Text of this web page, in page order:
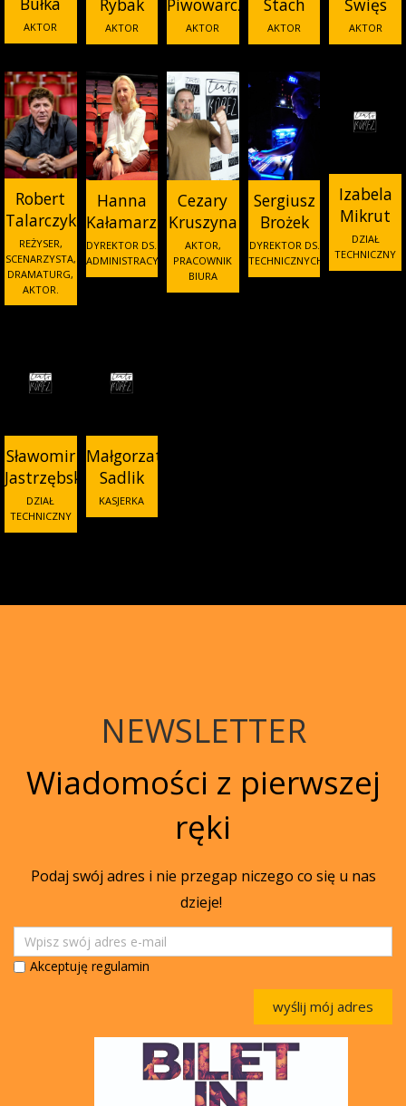
AKTOR
Rybak
AKTOR AKTOR
Stach
AKTOR
Święs
AKTOR
Robert
Talarczyk
REŻYSER,
SCENARZYSTA,
DRAMATURG,
AKTOR.
Hanna
Kałamarz
DYREKTOR DS.
ADMINISTRACYJNYCH
Cezary
Kruszyna
AKTOR,
PRACOWNIK
BIURA
Sergiusz
Brożek
DYREKTOR DS.
TECHNICZNYCH
Izabela
Mikrut
DZIAŁ
TECHNICZNY
Sławomir
Jastrzębski
DZIAŁ
TECHNICZNY
Małgorzata
Sadlik
KASJERKA
NEWSLETTER
Wiadomości z pierwszej
ręki
Podaj swój adres i nie przegap niczego co się u nas
dzieje!
Akceptuję regulamin
wyślij mój adres